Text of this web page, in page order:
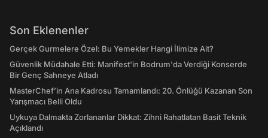
Son Eklenenler
Gerçek Gurmelere Özel: Bu Yemekler Hangi İlimize Ait?
Güvenlik Müdahale Etti: Manifest'in Bodrum'da Verdiği Konserde
Bir Genç Sahneye Atladı
MasterChef’in Ana Kadrosu Tamamlandı: 20. Önlüğü Kazanan Son
Yarışmacı Belli Oldu
Uykuya Dalmakta Zorlananlar Dikkat: Zihni Rahatlatan Basit Teknik
Açıklandı